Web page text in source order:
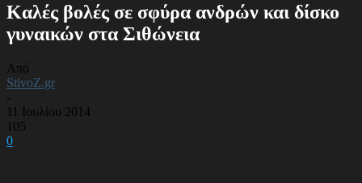
Καλές βολές σε σφύρα ανδρών και δίσκο
γυναικών στα Σιθώνεια
Από
StivoZ.gr
-
11 Ιουλίου 2014
105
0